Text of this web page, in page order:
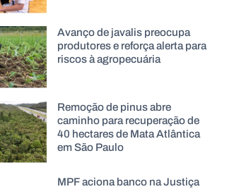
Avanço de javalis preocupa
produtores e reforça alerta para
riscos à agropecuária
Remoção de pinus abre
caminho para recuperação de
40 hectares de Mata Atlântica
em São Paulo
MPF aciona banco na Justiça